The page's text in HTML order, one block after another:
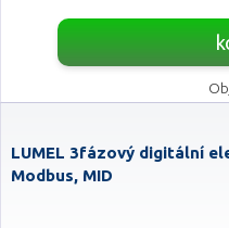
LUMEL 3fázový digitální
Modbus, MID